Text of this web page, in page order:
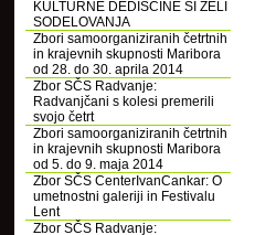
KULTURNE DEDIŠČINE SI ŽELI
SODELOVANJA
Zbori samoorganiziranih četrtnih
in krajevnih skupnosti Maribora
od 28. do 30. aprila 2014
Zbor SČS Radvanje:
Radvanjčani s kolesi premerili
svojo četrt
Zbori samoorganiziranih četrtnih
in krajevnih skupnosti Maribora
od 5. do 9. maja 2014
Zbor SČS CenterIvanCankar: O
umetnostni galeriji in Festivalu
Lent
Zbor SČS Radvanje: